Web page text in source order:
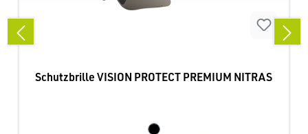
Schutzbrille VISION PROTECT PREMIUM NITRAS